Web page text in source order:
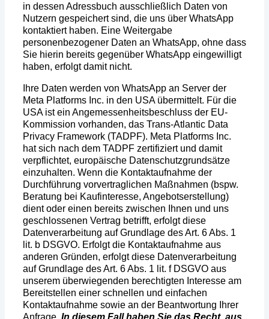
in dessen Adressbuch ausschließlich Daten von
Nutzern gespeichert sind, die uns über WhatsApp
kontaktiert haben. Eine Weitergabe
personenbezogener Daten an WhatsApp, ohne dass
Sie hierin bereits gegenüber WhatsApp eingewilligt
haben, erfolgt damit nicht.
Ihre Daten werden von WhatsApp an Server der
Meta Platforms Inc. in den USA übermittelt. Für die
USA ist ein Angemessenheitsbeschluss der EU-
Kommission vorhanden, das Trans-Atlantic Data
Privacy Framework (TADPF). Meta Platforms Inc.
hat sich nach dem TADPF zertifiziert und damit
verpflichtet, europäische Datenschutzgrundsätze
einzuhalten. Wenn die Kontaktaufnahme der
Durchführung vorvertraglichen Maßnahmen (bspw.
Beratung bei Kaufinteresse, Angebotserstellung)
dient oder einen bereits zwischen Ihnen und uns
geschlossenen Vertrag betrifft, erfolgt diese
Datenverarbeitung auf Grundlage des Art. 6 Abs. 1
lit. b DSGVO. Erfolgt die Kontaktaufnahme aus
anderen Gründen, erfolgt diese Datenverarbeitung
auf Grundlage des Art. 6 Abs. 1 lit. f DSGVO aus
unserem überwiegenden berechtigten Interesse am
Bereitstellen einer schnellen und einfachen
Kontaktaufnahme sowie an der Beantwortung Ihrer
Anfrage. In diesem Fall haben Sie das Recht, aus